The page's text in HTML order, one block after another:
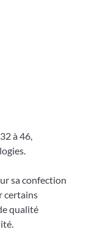
à 46,
sa confection
certains
qualité